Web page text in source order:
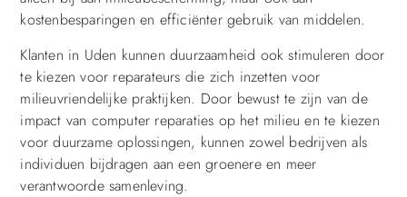
kostenbesparingen en efficiënter gebruik van middelen.
Klanten in Uden kunnen duurzaamheid ook stimuleren door
te kiezen voor reparateurs die zich inzetten voor
milieuvriendelijke praktijken. Door bewust te zijn van de
impact van computer reparaties op het milieu en te kiezen
voor duurzame oplossingen, kunnen zowel bedrijven als
individuen bijdragen aan een groenere en meer
verantwoorde samenleving.